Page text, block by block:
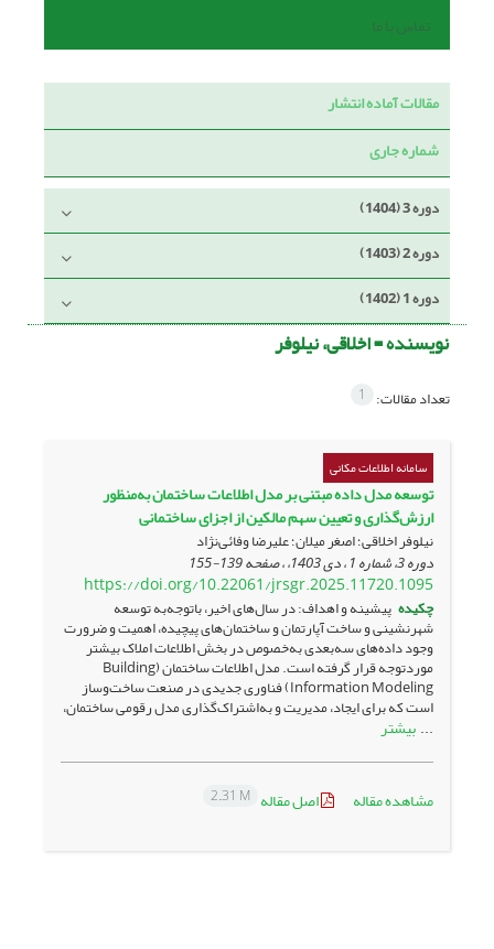
تماس با ما
مقالات آماده انتشار
شماره جاری
دوره 3 (1404)
دوره 2 (1403)
دوره 1 (1402)
نویسنده =اخلاقی، نیلوفر
تعداد مقالات: 1
سامانه اطلاعات مکانی
توسعه مدل داده مبتنی بر مدل اطلاعات ساختمان به‌منظور
ارزش‌گذاری و تعیین سهم مالکین از ‏اجزای ساختمانی
نیلوفر اخلاقی؛ اصغر میلان؛ علیرضا وفائی‌نژاد
دوره 3، شماره 1 ، دی 1403، ، صفحه 139-155
https://doi.org/10.22061/jrsgr.2025.11720.1095
چکیده پیشینه و اهداف: در سال‌های اخیر، باتوجه‌به توسعه
شهرنشینی و ساخت آپارتمان و ساختمان‌های پیچیده، اهمیت و ضرورت
وجود داده‌های سه‌بعدی به‌خصوص در بخش اطلاعات املاک بیشتر
موردتوجه قرار گرفته است. مدل ‌اطلاعات ‌ساختمان (Building
Information Modeling) فناوری جدیدی در صنعت ساخت‌وساز
است که برای ایجاد، مدیریت و به‌اشتراک‌گذاری مدل رقومی ساختمان،
... بیشتر
مشاهده مقاله اصل مقاله 2.31 M